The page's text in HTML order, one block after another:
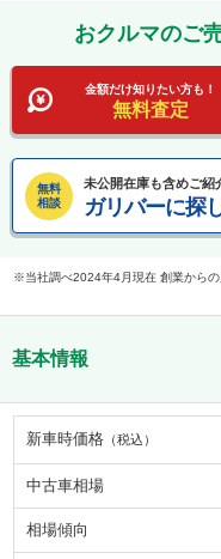
おクルマのご
金額だけ知りたい方も！
無料査定
無料
相談
未公開在庫も含めご紹
ガリバーに探
当社調べ2024年4月現在 創業から
基本情報
新車時価格 （税込）
中古車相場
相場傾向